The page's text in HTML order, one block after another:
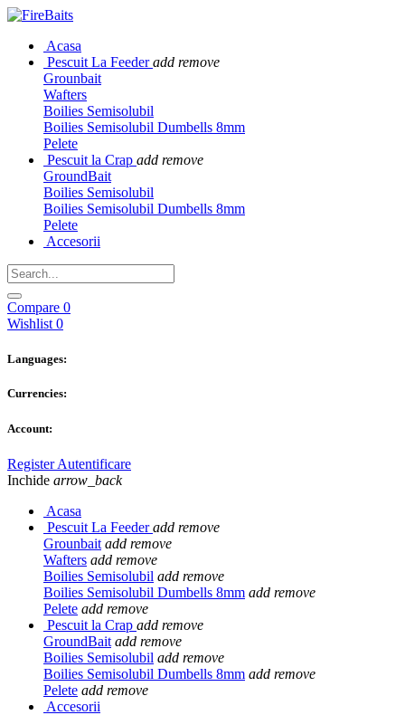
Acasa
Pescuit La Feeder add remove
Grounbait
Wafters
Boilies Semisolubil
Boilies Semisolubil Dumbells 8mm
Pelete
Pescuit la Crap add remove
GroundBait
Boilies Semisolubil
Boilies Semisolubil Dumbells 8mm
Pelete
Accesorii
Compare 0
Wishlist 0
Languages:
Currencies:
Account:
RegisterAutentificare
Inchide arrow_back
Acasa
Pescuit La Feeder add remove
Grounbait add remove
Wafters add remove
Boilies Semisolubil add remove
Boilies Semisolubil Dumbells 8mm add remove
Pelete add remove
Pescuit la Crap add remove
GroundBait add remove
Boilies Semisolubil add remove
Boilies Semisolubil Dumbells 8mm add remove
Pelete add remove
Accesorii